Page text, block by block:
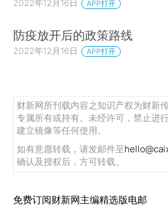
2022年12月16日 APP打开
防疫放开后的政策路线
2022年12月16日 APP打开
财新网所刊载内容之知识产权为财新
专属所有或持有。未经许可，禁止进
建立镜像等任何使用。
如有意愿转载，请发邮件至
确认及授权后，方可转载。
免费订阅财新网主编精选版电邮